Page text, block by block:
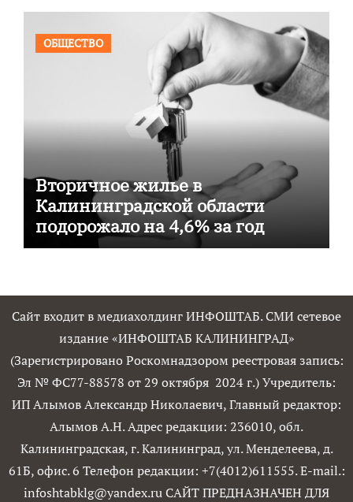
ОБЩЕСТВО
Вторичное жилье в
Калининградской области
подорожало на 4,6% за год
Сайт входит в медиахолдинг ИНФОШТАБ. СМИ сетевое
издание «ИНФОШТАБ КАЛИНИНГРАД»
(Зарегистрировано Роскомнадзором реестровая запись:
Эл № ФС77-88578 от 29 октября 2024 г.) Учредитель:
ИП Алымов Александр Николаевич, Главный редактор:
Алымов А.Н. Адрес редакции: 236010, обл.
Калининградская, г. Калининград, ул. Менделеева, д.
61Б, офис. 6 Телефон редакции: +7(4012)611555. E-mail.:
infoshtabklg@yandex.ru САЙТ ПРЕДНАЗНАЧЕН ДЛЯ